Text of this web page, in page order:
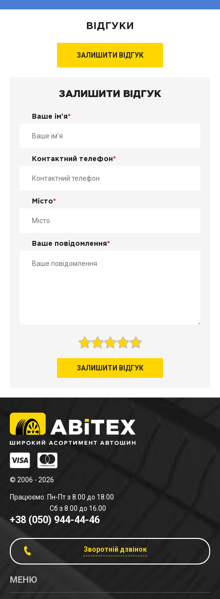
ВІДГУКИ
ЗАЛИШИТИ ВІДГУК
ЗАЛИШИТИ ВІДГУК
Ваше ім'я*
Контактний телефон*
Місто*
Ваше повідомлення*
ЗАЛИШИТИ ВІДГУК
© 2006 - 2026
Працюємо: Пн-Пт з 8.00 до 18.00
Сб з 8.00 до 16.00
+38 (050) 944-44-46
Зворотній дзвінок
МЕНЮ